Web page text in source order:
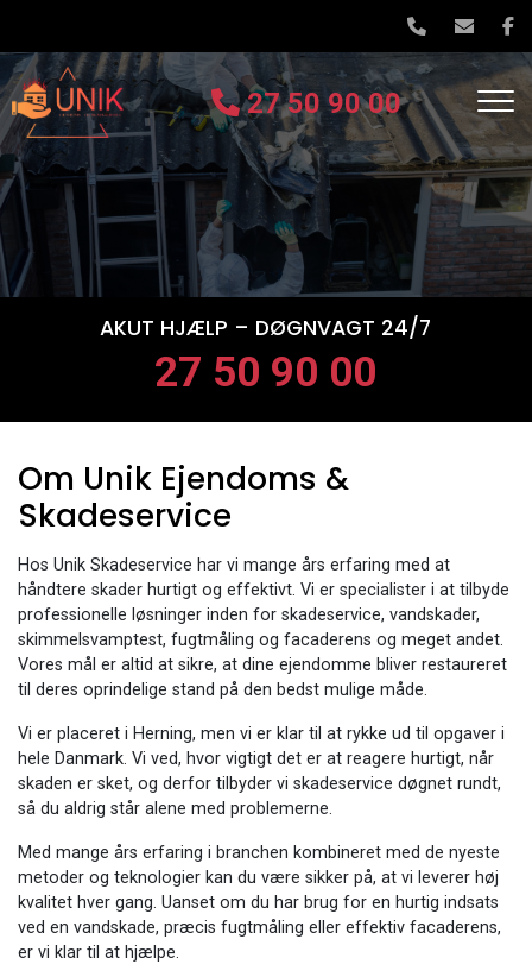
hovedindhold
27 50 90 00
AKUT HJÆLP – DØGNVAGT 24/7
27 50 90 00
Om Unik Ejendoms &
Skadeservice
Hos Unik Skadeservice har vi mange års erfaring med at
håndtere skader hurtigt og effektivt. Vi er specialister i at tilbyde
professionelle løsninger inden for skadeservice, vandskader,
skimmelsvamptest, fugtmåling og facaderens og meget andet.
Vores mål er altid at sikre, at dine ejendomme bliver restaureret
til deres oprindelige stand på den bedst mulige måde.
Vi er placeret i Herning, men vi er klar til at rykke ud til opgaver i
hele Danmark. Vi ved, hvor vigtigt det er at reagere hurtigt, når
skaden er sket, og derfor tilbyder vi skadeservice døgnet rundt,
så du aldrig står alene med problemerne.
Med mange års erfaring i branchen kombineret med de nyeste
metoder og teknologier kan du være sikker på, at vi leverer høj
kvalitet hver gang. Uanset om du har brug for en hurtig indsats
ved en vandskade, præcis fugtmåling eller effektiv facaderens,
er vi klar til at hjælpe.